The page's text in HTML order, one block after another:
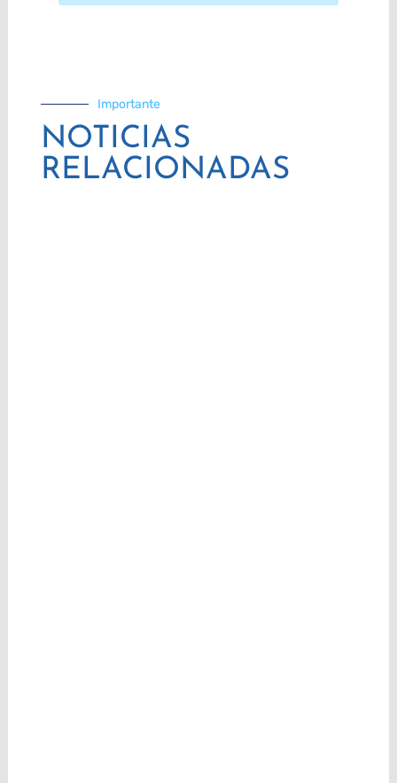
Importante
NOTICIAS
RELACIONADAS